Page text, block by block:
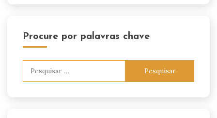
Procure por palavras chave